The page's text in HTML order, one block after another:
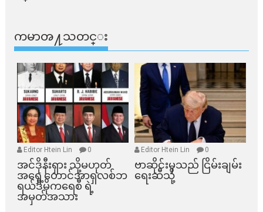
ကမာၻ႔သတင္း
Editor Htein Lin 0
အင်ဒိုနီးရှား သို့မဟုတ်
အရှေ့တောင်အာရှလစ်ဘ
ရယ်ဒီမိုကရေစီ ရဲ့
အမှတ်အသား
Editor Htein Lin 0
ဗာဆိုင်းမှသည် ငြိမ်းချမ်း
ရေးဆီသို့